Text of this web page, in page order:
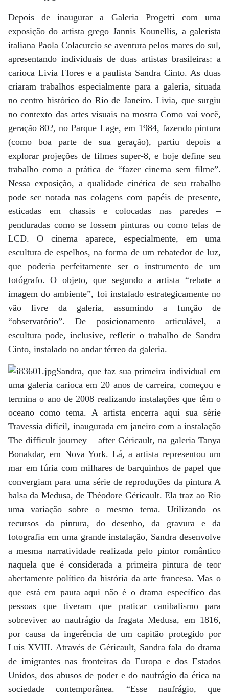
Depois de inaugurar a Galeria Progetti com uma
exposição do artista grego Jannis Kounellis, a galerista
italiana Paola Colacurcio se aventura pelos mares do sul,
apresentando individuais de duas artistas brasileiras: a
carioca Livia Flores e a paulista Sandra Cinto. As duas
criaram trabalhos especialmente para a galeria, situada
no centro histórico do Rio de Janeiro. Livia, que surgiu
no contexto das artes visuais na mostra Como vai você,
geração 80?, no Parque Lage, em 1984, fazendo pintura
(como boa parte de sua geração), partiu depois a
explorar projeções de filmes super-8, e hoje define seu
trabalho como a prática de “fazer cinema sem filme”.
Nessa exposição, a qualidade cinética de seu trabalho
pode ser notada nas colagens com papéis de presente,
esticadas em chassis e colocadas nas paredes –
penduradas como se fossem pinturas ou como telas de
LCD. O cinema aparece, especialmente, em uma
escultura de espelhos, na forma de um rebatedor de luz,
que poderia perfeitamente ser o instrumento de um
fotógrafo. O objeto, que segundo a artista “rebate a
imagem do ambiente”, foi instalado estrategicamente no
vão livre da galeria, assumindo a função de
“observatório”. De posicionamento articulável, a
escultura pode, inclusive, refletir o trabalho de Sandra
Cinto, instalado no andar térreo da galeria.
Sandra, que faz sua primeira individual em
uma galeria carioca em 20 anos de carreira, começou e
termina o ano de 2008 realizando instalações que têm o
oceano como tema. A artista encerra aqui sua série
Travessia difícil, inaugurada em janeiro com a instalação
The difficult journey – after Géricault, na galeria Tanya
Bonakdar, em Nova York. Lá, a artista representou um
mar em fúria com milhares de barquinhos de papel que
convergiam para uma série de reproduções da pintura A
balsa da Medusa, de Théodore Géricault. Ela traz ao Rio
uma variação sobre o mesmo tema. Utilizando os
recursos da pintura, do desenho, da gravura e da
fotografia em uma grande instalação, Sandra desenvolve
a mesma narratividade realizada pelo pintor romântico
naquela que é considerada a primeira pintura de teor
abertamente político da história da arte francesa. Mas o
que está em pauta aqui não é o drama específico das
pessoas que tiveram que praticar canibalismo para
sobreviver ao naufrágio da fragata Medusa, em 1816,
por causa da ingerência de um capitão protegido por
Luis XVIII. Através de Géricault, Sandra fala do drama
de imigrantes nas fronteiras da Europa e dos Estados
Unidos, dos abusos de poder e do naufrágio da ética na
sociedade contemporânea. “Esse naufrágio, que